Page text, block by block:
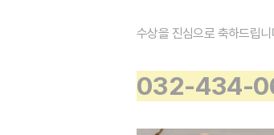
수상을 진심으로 축하드립니
032-434-